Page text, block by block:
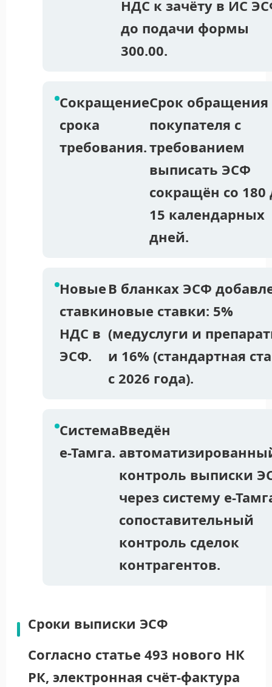
НДС к зачёту в ИС
до подачи формы
300.00.
Сокращение
срока
требования.
Срок обращения
покупателя с
требованием
выписать ЭСФ
сокращён со 180
15 календарных
дней.
Новые
ставки
НДС в
ЭСФ.
В бланках ЭСФ
новые ставки: 5%
(медуслуги и
и 16% (стандартная
с 2026 года).
Система
е-Тамга.
Введён
контроль выписки
через систему е-
сопоставительный
контроль сделок
контрагентов.
Сроки выписки ЭСФ
Согласно статье 493 нового НК
РК, электронная счёт-фактура